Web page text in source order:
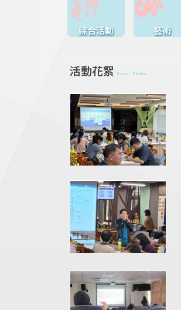
綜合活動 藝術
活動花絮 Event Photos